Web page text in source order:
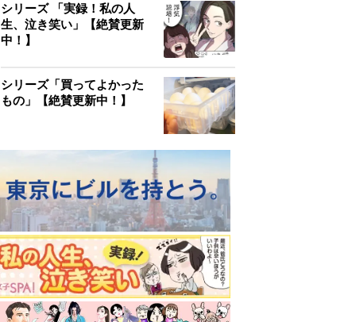
シリーズ 「実録！私の人
生、泣き笑い」【絶賛更新
中！】
シリーズ「買ってよかった
もの」【絶賛更新中！】